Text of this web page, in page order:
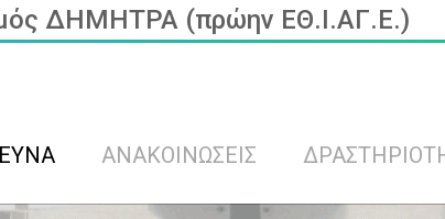
ΔΗΜΗΤΡΑ (πρώην ΕΘ.Ι.ΑΓ.Ε.)
ΑΝΑΚΟΙΝΩΣΕΙΣ